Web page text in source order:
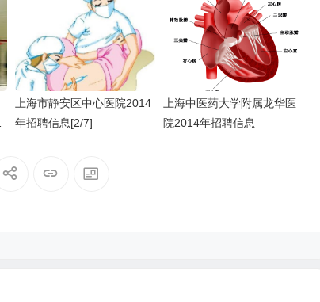
上海市静安区中心医院2014
年招聘信息[2/7]
上海中医药大学附属龙华医
院2014年招聘信息